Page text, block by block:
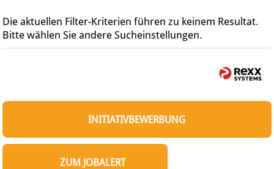
Die aktuellen Filter-Kriterien führen zu keinem Resultat.
Bitte wählen Sie andere Sucheinstellungen.
INITIATIVBEWERBUNG
ZUM JOBALERT